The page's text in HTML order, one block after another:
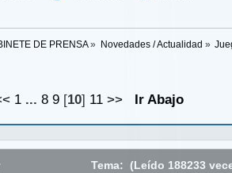
DE PRENSA» Novedades / Actualidad »
1 ...8 9 [10] 11 >> Ir Abajo
Tema: (Leído 188233